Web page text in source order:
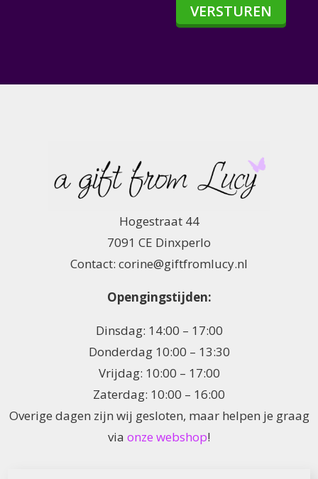
VERSTUREN
Hogestraat 44
7091 CE Dinxperlo
Contact: corine@giftfromlucy.nl
Opengingstijden:
Dinsdag: 14:00 – 17:00
Donderdag 10:00 – 13:30
Vrijdag: 10:00 – 17:00
Zaterdag: 10:00 – 16:00
Overige dagen zijn wij gesloten, maar helpen je graag
via onze webshop!